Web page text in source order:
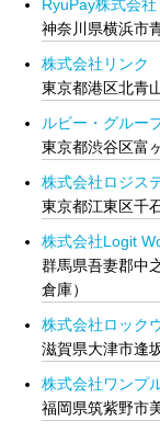
RyuPay株式会社
神奈川県横浜市
株式会社リンク
東京都港区北青
ルビー・グルー
東京都渋谷区富
株式会社ロジス
東京都江東区千
株式会社Logit
群馬県吾妻郡中
倉庫）
株式会社ロック
滋賀県大津市逢
株式会社ワンプ
福岡県筑紫野市